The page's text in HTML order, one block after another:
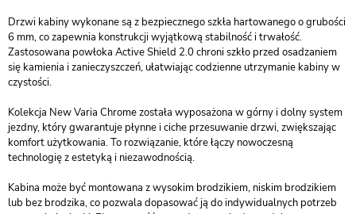
Drzwi kabiny wykonane są z bezpiecznego szkła hartowanego o grubości
6 mm, co zapewnia konstrukcji wyjątkową stabilność i trwałość.
Zastosowana powłoka Active Shield 2.0 chroni szkło przed osadzaniem
się kamienia i zanieczyszczeń, ułatwiając codzienne utrzymanie kabiny w
czystości.
Kolekcja New Varia Chrome została wyposażona w górny i dolny system
jezdny, który gwarantuje płynne i ciche przesuwanie drzwi, zwiększając
komfort użytkowania. To rozwiązanie, które łączy nowoczesną
technologię z estetyką i niezawodnością.
Kabina może być montowana z wysokim brodzikiem, niskim brodzikiem
lub bez brodzika, co pozwala dopasować ją do indywidualnych potrzeb